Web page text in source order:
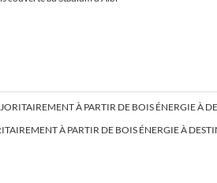
À PARTIR DE BOIS ÉNERGIE À